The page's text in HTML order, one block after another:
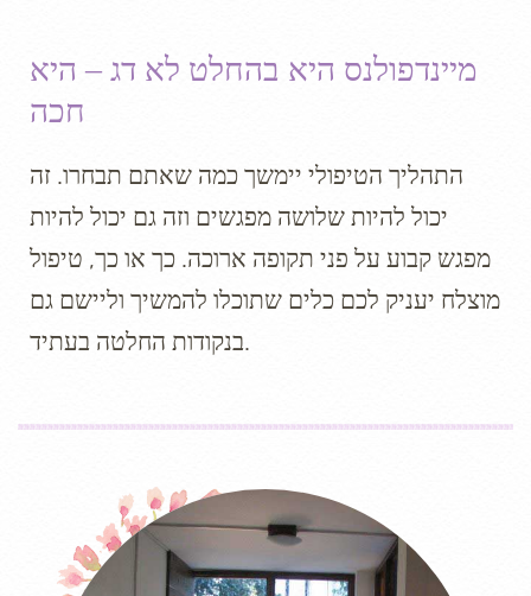
מיינדפולנס היא בהחלט לא דג – היא
חכה
התהליך הטיפולי יימשך כמה שאתם תבחרו. זה
יכול להיות שלושה מפגשים וזה גם יכול להיות
מפגש קבוע על פני תקופה ארוכה. כך או כך, טיפול
מוצלח יעניק לכם כלים שתוכלו להמשיך וליישם גם
בנקודות החלטה בעתיד.